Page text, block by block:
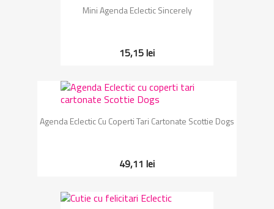
Mini Agenda Eclectic Sincerely
15,15 lei
Agenda Eclectic Cu Coperti Tari Cartonate Scottie Dogs
49,11 lei